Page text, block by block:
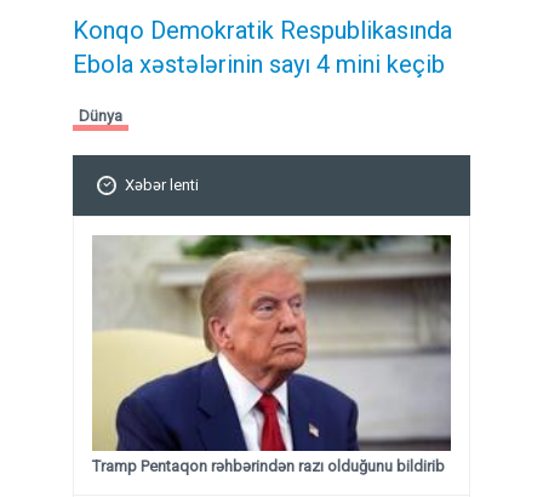
Konqo Demokratik Respublikasında
Ebola xəstələrinin sayı 4 mini keçib
Dünya
Xəbər lenti
Tramp Pentaqon rəhbərindən razı olduğunu bildirib